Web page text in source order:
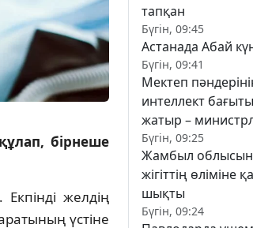
бірнеше
желдің
үстіне
тапқан
Бүгін, 09:45
Астанада Абай
Бүгін, 09:41
Мектеп
интеллект
жатыр –
Бүгін, 09:25
Жамбыл
жігіттің өліміне
шықты
Бүгін, 09:24